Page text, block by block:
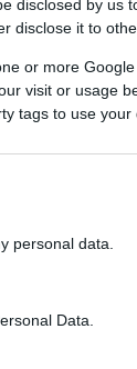
disclosed by us
disclose it to
or more
visit or usage
tags to use
personal data.
Data.
nyilatkozta
az
láthatnak. Elég
” –